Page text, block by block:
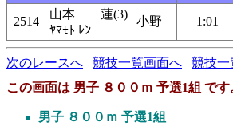
2514
山本 蓮(3)
ﾔﾏﾓﾄ ﾚﾝ
小野 1:01
次のレースへ 競技一覧画面へ 競技一
この画面は 男子 ８００ｍ 予選1組 です
男子 ８００ｍ 予選1組